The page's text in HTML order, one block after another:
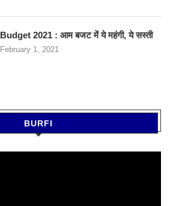
Budget 2021 : आम बजट में ये महंगी, ये सस्‍ती
February 1, 2021
BURFI